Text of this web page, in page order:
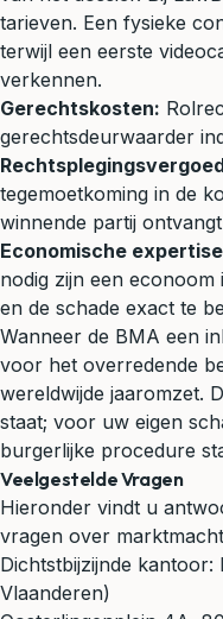
tarieven. Een fysieke
terwijl een eerste
verkennen.
Gerechtskosten:
gerechtsdeurwaarder
tegemoetkoming in de
winnende partij
Economische
nodig zijn een
en de schade exact te
Wanneer de BMA een
voor het overredende
wereldwijde jaaromzet.
staat; voor uw eigen
burgerlijke procedure
Veelgestelde Vragen
Hieronder vindt u
vragen over
Dichtstbijzijnde kantoor:
Vlaanderen)